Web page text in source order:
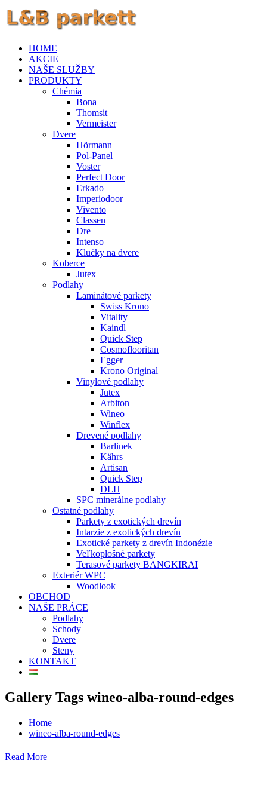
HOME
AKCIE
NAŠE SLUŽBY
PRODUKTY
Chémia
Bona
Thomsit
Vermeister
Dvere
Hörmann
Pol-Panel
Voster
Perfect Door
Erkado
Imperiodoor
Vivento
Classen
Dre
Intenso
Klučky na dvere
Koberce
Jutex
Podlahy
Laminátové parkety
Swiss Krono
Vitality
Kaindl
Quick Step
Cosmoflooritan
Egger
Krono Original
Vinylové podlahy
Jutex
Arbiton
Wineo
Winflex
Drevené podlahy
Barlinek
Kährs
Artisan
Quick Step
DLH
SPC minerálne podlahy
Ostatné podlahy
Parkety z exotických drevín
Intarzie z exotických drevín
Exotické parkety z drevín Indonézie
Veľkoplošné parkety
Terasové parkety BANGKIRAI
Exteriér WPC
Woodlook
OBCHOD
NAŠE PRÁCE
Podlahy
Schody
Dvere
Steny
KONTAKT
Gallery Tags wineo-alba-round-edges
Home
wineo-alba-round-edges
Read More